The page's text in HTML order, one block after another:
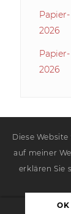
2026
2026
Diese
auf meiner
erklären Sie
OK